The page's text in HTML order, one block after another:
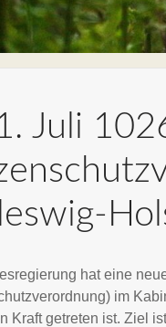
Juli
hat eine
im
Kraft getreten ist. Ziel